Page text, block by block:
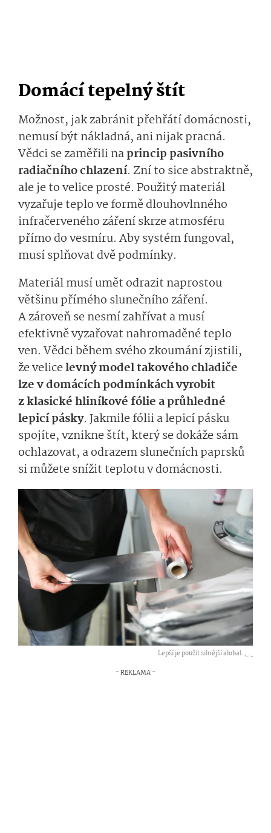
Domácí tepelný štít
Možnost, jak zabránit přehřátí domácnosti,
nemusí být nákladná, ani nijak pracná.
Vědci se zaměřili naprincip pasivního
radiačního chlazení. Zní to sice abstraktně,
ale je to velice prosté. Použitý materiál
vyzařuje teplo ve formě dlouhovlnného
infračerveného záření skrze atmosféru
přímo do vesmíru. Aby systém fungoval,
musí splňovat dvě podmínky.
Materiál musí umět odrazit naprostou
většinu přímého slunečního záření.
A zároveň se nesmí zahřívat a musí
efektivně vyzařovat nahromaděné teplo
ven. Vědci během svého zkoumání zjistili,
že velicelevný model takového chladiče
lze v domácích podmínkách vyrobit
z klasické hliníkové fólie a průhledné
lepicí pásky. Jakmile fólii a lepicí pásku
spojíte, vznikne štít, který se dokáže sám
ochlazovat, a odrazem slunečních paprsků
si můžete snížit teplotu v domácnosti.
Lepší je použít silnější alobal. ,...